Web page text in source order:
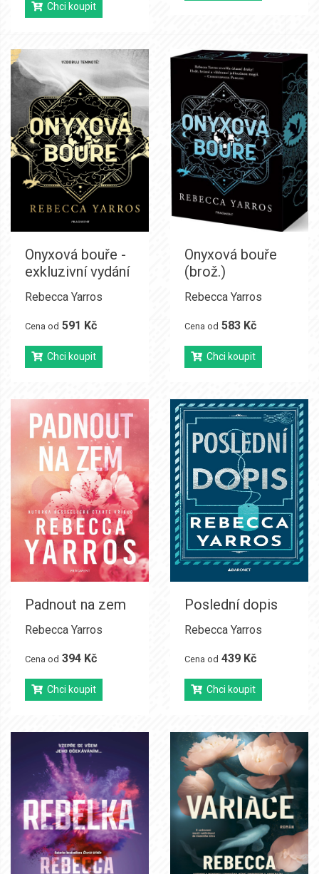
Chci koupit
Onyxová bouře -
exkluzivní vydání
Rebecca Yarros
Cena od 591 Kč
Chci koupit
Onyxová bouře
(brož.)
Rebecca Yarros
Cena od 583 Kč
Chci koupit
Padnout na zem
Rebecca Yarros
Cena od 394 Kč
Chci koupit
Poslední dopis
Rebecca Yarros
Cena od 439 Kč
Chci koupit